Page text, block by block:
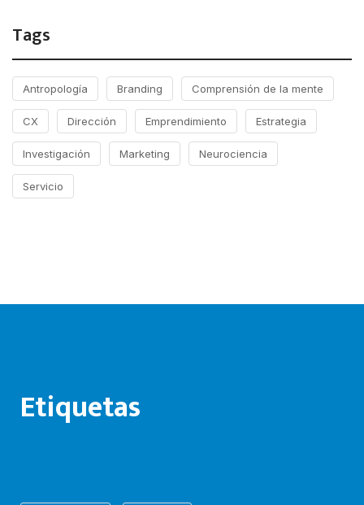
Tags
Antropología Branding Comprensión de la mente
CX Dirección Emprendimiento Estrategia
Investigación Marketing Neurociencia
Servicio
Etiquetas